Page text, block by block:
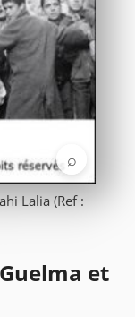
⌕
Lalia (Ref :
et